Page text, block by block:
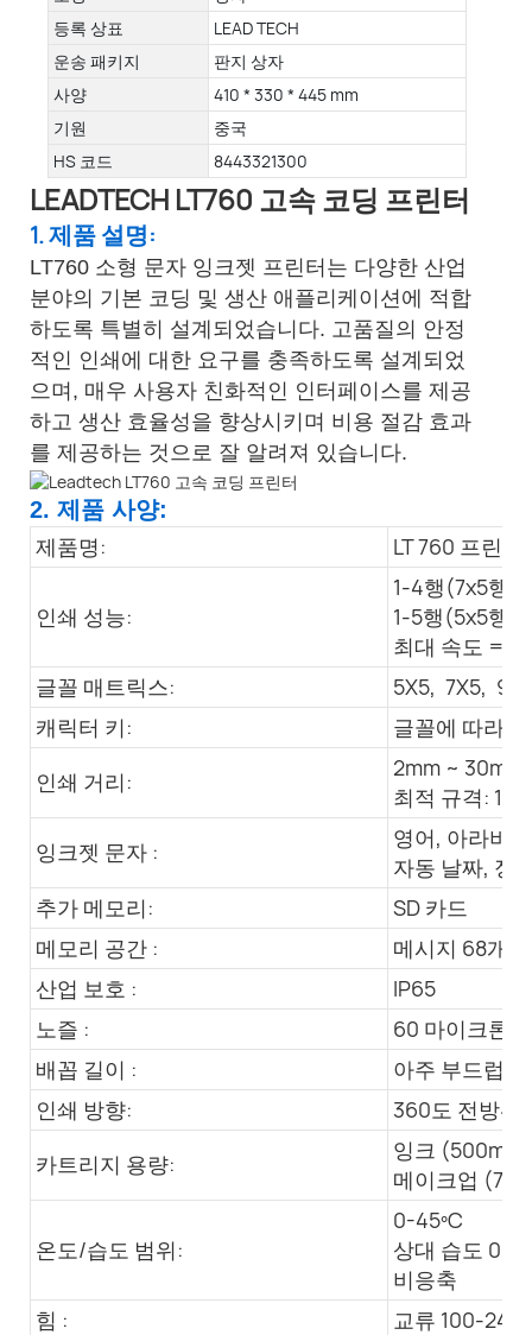
등록 상표
LEAD TECH
운송 패키지
판지 상자
사양
410 * 330 * 445 mm
기원
중국
HS 코드
8443321300
LEADTECH LT760 고속 코딩 프린터
1. 제품 설명:
LT760 소형 문자 잉크젯 프린터는 다양한 산업
분야의 기본 코딩 및 생산 애플리케이션에 적합
하도록 특별히 설계되었습니다. 고품질의 안정
적인 인쇄에 대한 요구를 충족하도록 설계되었
으며, 매우 사용자 친화적인 인터페이스를 제공
하고 생산 효율성을 향상시키며 비용 절감 효과
를 제공하는 것으로 잘 알려져 있습니다.
2. 제품 사양:
제품명: LT 760 프린터
인쇄 성능:
1-4행(7x5행
1-5행(5x5행
최대 속도 =
글꼴 매트릭스:
5X5, 7X5,
캐릭터 키:
글꼴에 따라
인쇄 거리:
2mm ~ 30mm
최적 규격:
잉크젯 문자 :
영어, 아라비
자동 날짜, 정
추가 메모리:
SD 카드
메모리 공간 :
메시지 68개
산업 보호 :
IP65
노즐 :
60 마이크론
배꼽 길이 :
아주 부드럽
인쇄 방향:
360도 전방위
카트리지 용량:
잉크 (500ml)
메이크업
온도/습도 범위:
0-45ºC
상대 습도
비응축
힘 :
교류 100-